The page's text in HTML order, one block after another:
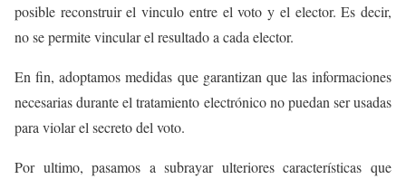
posible reconstruir el vinculo entre el voto y el elector. Es decir,
no se permite vincular el resultado a cada elector.
En fin, adoptamos medidas que garantizan que las informaciones
necesarias durante el tratamiento electrónico no puedan ser usadas
para violar el secreto del voto.
Por ultimo, pasamos a subrayar ulteriores características que